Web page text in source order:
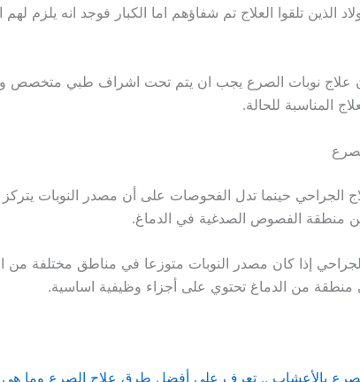
الذين تلقوا العلاج تم شفاؤهم اما الكبار فوجد انه يلزم لهم
علاج نوبات الصرع يجب ان يتم تحت اشراف طبي متخصص
المناسبة للحالة.
الجراحي حينما تدل الفحوصات على أن مصدر النوبات
منطقة الفصوص الصدغية في الدماغ.
الجراحي إذا كان مصدر النوبات متوزعا في مناطق مختلفة من
منطقة من الدماغ تحتوي على أجزاء وظيفية اساسية.
بالأعشاب .. تعرف على أفضل طرق علاج الصرع وما